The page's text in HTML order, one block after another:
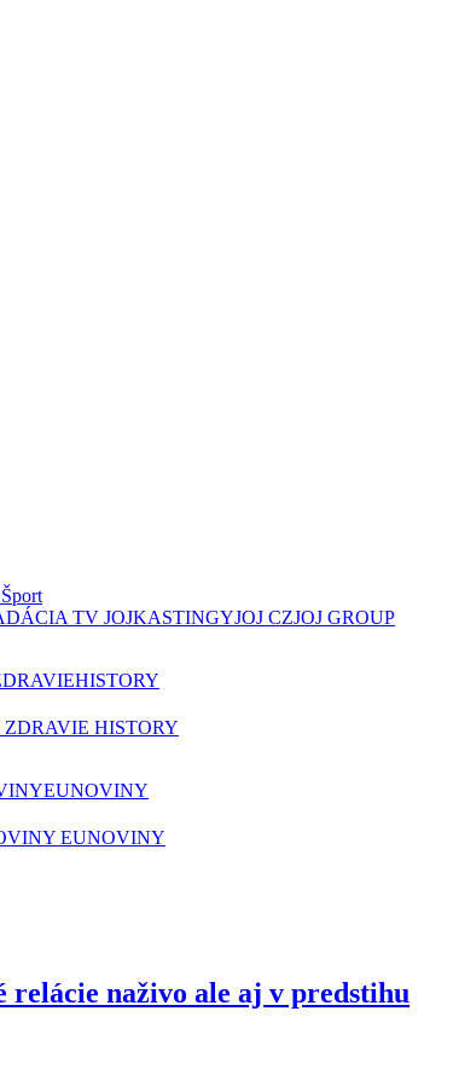
TV JOJKASTINGYJOJ CZJOJ GROUP
HISTORY
ZDRAVIE HISTORY
EUNOVINY
EUNOVINY
relácie naživo ale aj v predstihu